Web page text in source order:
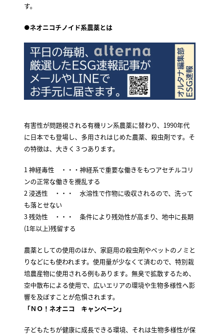
す。
●ネオニコチノイド系農薬とは
有害性が問題視される有機リン系農薬に替わり、1990年代
に日本でも登場し、多用されはじめた農薬、殺虫剤です。そ
の特徴は、大きく３つあります。
1 神経毒性 ・・・神経系で重要な働きをもつアセチルコリ
ンの正常な働きを攪乱する
2 浸透性 ・・・ 水溶性で作物に吸収されるので、洗って
も落とせない
3 残効性 ・・・ 条件により残効性が高まり、地中に長期
(1年以上)残留する
農薬としての使用のほか、家庭用の殺虫剤やペットのノミと
りなどにも使われます。使用量が少なくて済むので、特別栽
培農産物に使用される例もあります。無臭で拡散するため、
空中散布による使用で、広いエリアの環境や生物多様性へ影
響を及ぼすことが危惧されます。
「ＮＯ！ネオニコ キャンペーン」
子どもたちが健康に成長できる環境、それは生物多様性が保